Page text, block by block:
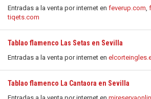
Entradas a la venta por internet en feverup.com,
tiqets.com
Tablao flamenco Las Setas en Sevilla
Entradas a la venta por internet en
Tablao flamenco La Cantaora en Sevilla